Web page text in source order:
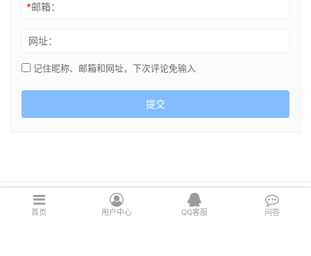
*邮箱：
网址：
记住昵称、邮箱和网址，下次评论免输入
提交
Copyright © 2021 cghsj.com 版权所有 Powered by 绘世界
首页 用户中心 QQ客服 问答